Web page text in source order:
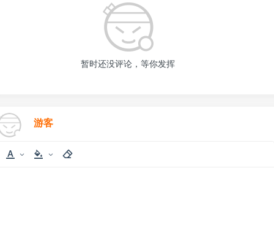
暂时还没评论，等你发挥
游客